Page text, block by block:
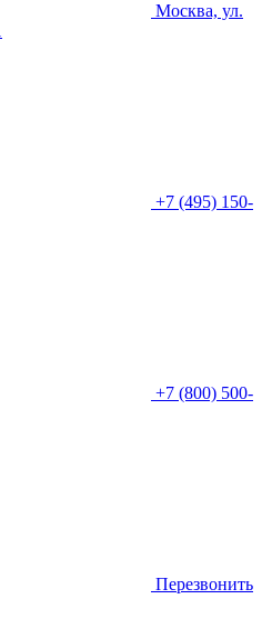
Москва, ул.
+7 (495) 150-
+7 (800) 500-
Перезвонить